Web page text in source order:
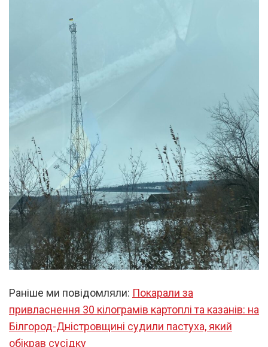
Раніше ми повідомляли: Покарали за
привласнення 30 кілограмів картоплі та казанів: на
Білгород-Дністровщині судили пастуха, який
обікрав сусідку